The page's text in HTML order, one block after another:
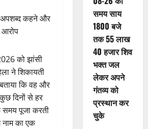
अपशब्द कहने और
आरोप
को झांसी
ने शिकायती
कि वह और
दिनों से हर
पूजा करती
नाम का एक
समय साय
1800 बजे
तक 55 लाख
40 हजार शिव
भक्त जल
लेकर अपने
गंतव्य को
प्रस्थान कर
चुके